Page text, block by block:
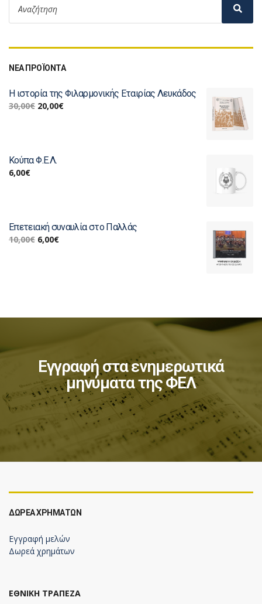
ΝΕΑ ΠΡΟΪΟΝΤΑ
Η ιστορία της Φιλαρμονικής Εταιρίας Λευκάδος
30,00€ 20,00€
Κούπα Φ.Ε.Λ.
6,00€
Επετειακή συναυλία στο Παλλάς
10,00€ 6,00€
Εγγραφή στα ενημερωτικά
μηνύματα της ΦΕΛ
ΔΩΡΕΆ ΧΡΗΜΆΤΩΝ
Εγγραφή μελών
Δωρεά χρημάτων
ΕΘΝΙΚΗ ΤΡΑΠΕΖΑ